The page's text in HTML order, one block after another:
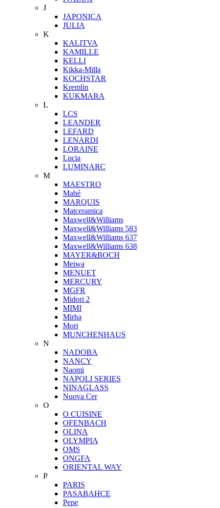
J
JAPONICA
JULIA
K
KALITVA
KAMILLE
KELLI
Kikka-Milla
KOCHSTAR
Kremlin
KUKMARA
L
LCS
LEANDER
LEFARD
LENARDI
LORAINE
Lucia
LUMINARC
M
MAESTRO
Mahé
MARQUIS
Matceramica
Maxwell&Williams
Maxwell&Williams 583
Maxwell&Williams 637
Maxwell&Williams 638
MAYER&BOCH
Meiwa
MENUET
MERCURY
MGFR
Midori 2
MIMI
Mirha
Mori
MUNCHENHAUS
N
NADOBA
NANCY
Naomi
NAPOLI SERIES
NINAGLASS
Nuova Cer
O
O CUISINE
OFENBACH
OLINA
OLYMPIA
OMS
ONGFA
ORIENTAL WAY
P
PARIS
PASABAHCE
Pepe